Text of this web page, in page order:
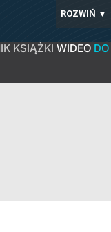
ROZWIŃ ▼
KSIĄŻKI WIDEO DO